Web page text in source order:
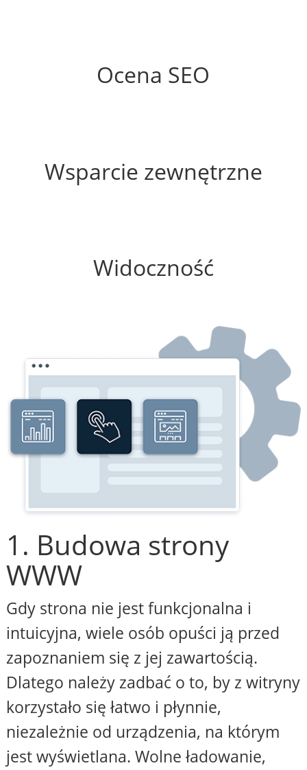
Ocena SEO
Wsparcie zewnętrzne
Widoczność
1. Budowa strony
WWW
Gdy strona nie jest funkcjonalna i
intuicyjna, wiele osób opuści ją przed
zapoznaniem się z jej zawartością.
Dlatego należy zadbać o to, by z witryny
korzystało się łatwo i płynnie,
niezależnie od urządzenia, na którym
jest wyświetlana. Wolne ładowanie,